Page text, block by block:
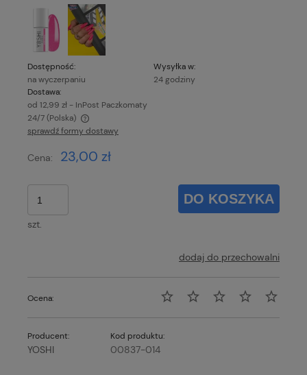
Dostępność:
na wyczerpaniu
Wysyłka w:
24 godziny
Dostawa:
od 12,99 zł - InPost Paczkomaty
24/7(Polska)
Cena nie zawiera ewentualnych kosztów płatności
sprawdź formy dostawy
Cena: 23,00 zł
szt.
DO KOSZYKA
dodaj do przechowalni
Ocena:
Producent:
YOSHI
Kod produktu:
00837-014